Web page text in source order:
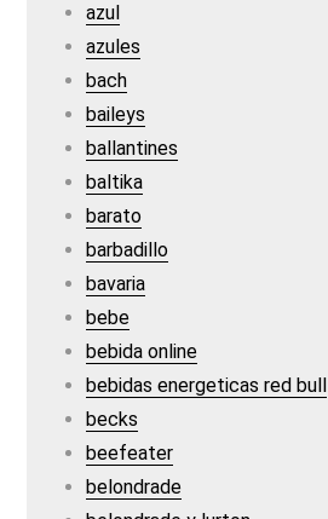
azul
azules
bach
baileys
ballantines
baltika
barato
barbadillo
bavaria
bebe
bebida online
bebidas energeticas red bull
becks
beefeater
belondrade